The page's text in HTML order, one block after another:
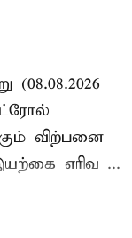
விற்பனை
எரிவ ...